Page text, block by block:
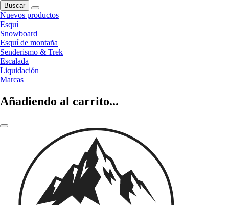
Buscar
Nuevos productos
Esquí
Snowboard
Esquí de montaña
Senderismo & Trek
Escalada
Liquidación
Marcas
Añadiendo al carrito...